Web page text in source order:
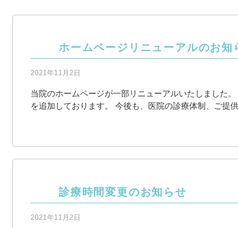
ホームページリニューアルのお知
2021年11月2日
当院のホームページが一部リニューアルいたしました
を追加しております。 今後も、医院の診療体制、ご
診療時間変更のお知らせ
2021年11月2日